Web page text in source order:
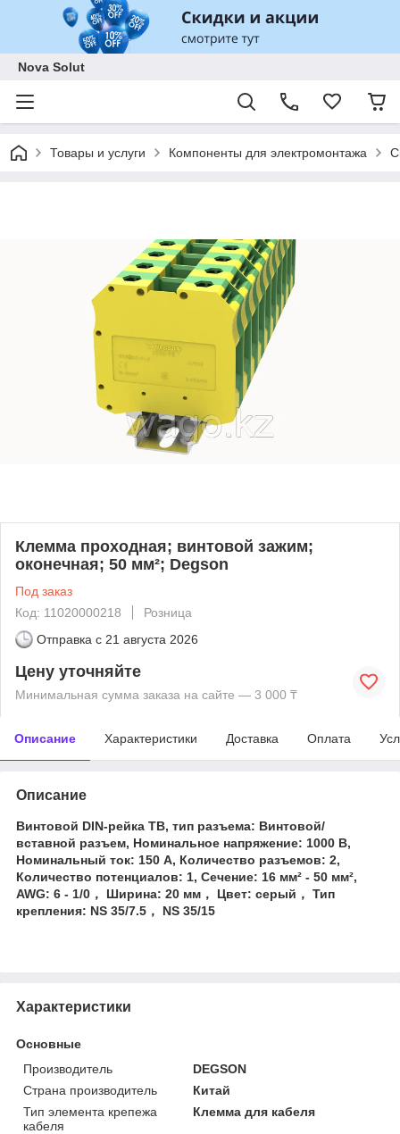
Nova Solut
Товары и услуги Компоненты для электромонтажа
Клемма проходная; винтовой зажим;
оконечная; 50 мм²; Degson
Под заказ
Код: 11020000218
Розница
Отправка с 21 августа 2026
Цену уточняйте
Минимальная сумма заказа на сайте — 3 000 ₸
Описание Характеристики Доставка Оплата
Описание
Винтовой DIN-рейка TB, тип разъема: Винтовой/
вставной разъем, Номинальное напряжение: 1000 В,
Номинальный ток: 150 А, Количество разъемов: 2,
Количество потенциалов: 1, Сечение: 16 мм² - 50 мм²,
AWG: 6 - 1/0， Ширина: 20 мм， Цвет: серый， Тип
крепления: NS 35/7.5， NS 35/15
Характеристики
Основные
Производитель
DEGSON
Страна производитель
Китай
Тип элемента крепежа
кабеля
Клемма для кабеля